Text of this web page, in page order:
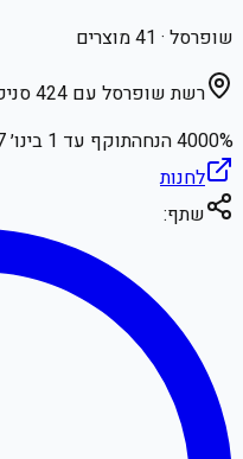
שופרסל ·
41מוצרים
רשת שופרסל עם 424 סניפים ברחבי הארץ וחנות אונליין
4000% הנחה תוקף עד 1 בינו׳ 2027
לחנות
שתף: